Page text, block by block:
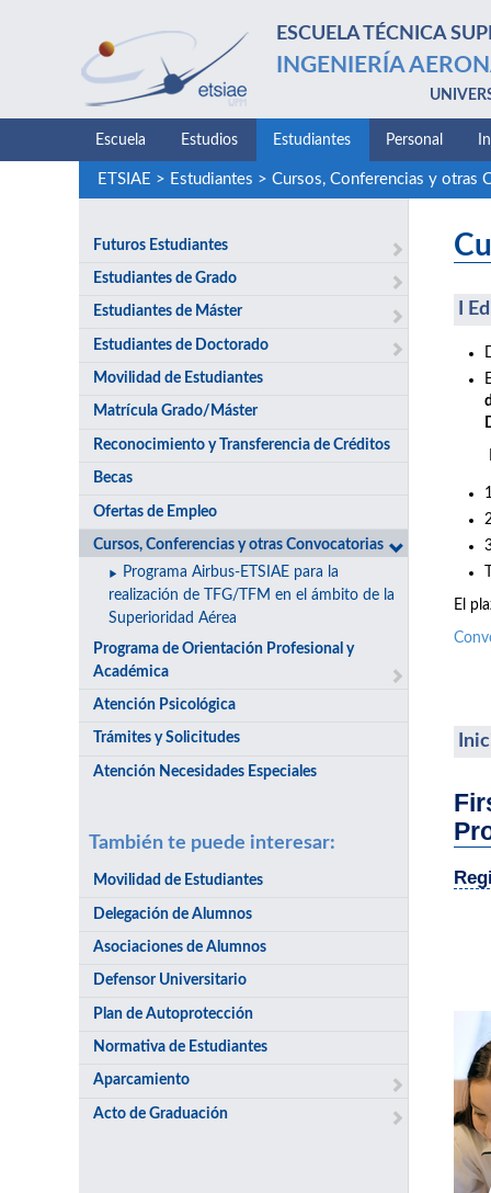
ESCUELA TÉCNICA
INGENIERÍA
Escuela Estudios Estudiantes Personal
ETSIAE > Estudiantes > Cursos, Conferencias y otras
Futuros Estudiantes
Estudiantes de Grado
Estudiantes de Máster
Estudiantes de Doctorado
Movilidad de Estudiantes
Matrícula Grado/Máster
Reconocimiento y Transferencia de Créditos
Becas
Ofertas de Empleo
Cursos, Conferencias y otras Convocatorias
Programa Airbus-ETSIAE para la
realización de TFG/TFM en el ámbito de la
Superioridad Aérea
Programa de Orientación Profesional y
Académica
Atención Psicológica
Trámites y Solicitudes
Atención Necesidades Especiales
También te puede interesar:
Movilidad de Estudiantes
Delegación de Alumnos
Asociaciones de Alumnos
Defensor Universitario
Plan de Autoprotección
Normativa de Estudiantes
Aparcamiento
Acto de Graduación
I
El